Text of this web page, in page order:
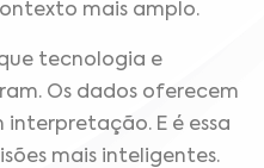
mais amplo.
tecnologia e
Os dados oferecem
interpretação. E é essa
mais inteligentes.